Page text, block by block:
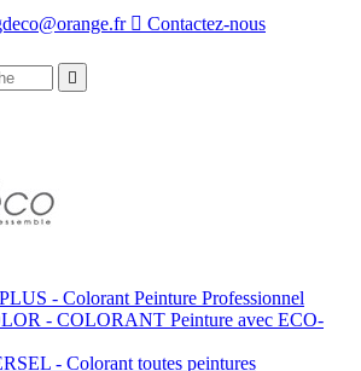
 Contactez-nous

- Colorant Peinture Professionnel
- COLORANT Peinture avec ECO-
- Colorant toutes peintures